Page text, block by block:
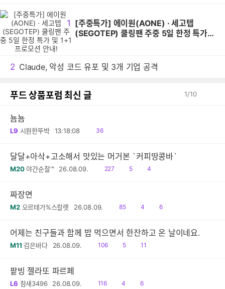
1 [주중특가] 에이원(AONE) · 세고텝
(SEGOTEP) 쿨링팬 주중 5일 한정 특가
2 Claude, 악성 코드 유포 및 3개 기업 공격
푸드 상품포럼 최신 글 1/10
뇸뇸
L9 시원한뚜박 13:18:08
읽
36
달달+아삭+고소해서 맛있는 머거본 `커피땅콩바`
M20 야간순찰™ 26.08.09.
읽
227
공
5
댓
4
짜장면
M2 오르테가%스칼렛 26.08.09.
읽
85
공
4
댓
6
어제는 친구들과 함께 밥 먹으면서 한잔하고 온 날이네요.
M11 검은바다 26.08.09.
읽
106
공
5
댓
11
팥빙 젤라또 파르페
L6 참새3496 26.08.09.
읽
116
공
4
댓
6